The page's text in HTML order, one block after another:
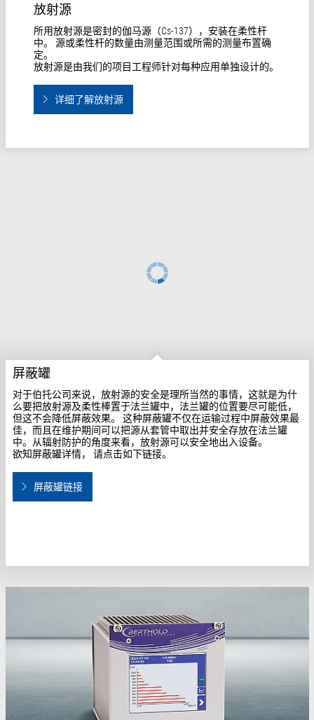
放射源
所用放射源是密封的伽马源（Cs-137），安装在柔性杆
中。 源或柔性杆的数量由测量范围或所需的测量布置确
定。
放射源是由我们的项目工程师针对每种应用单独设计的。
详细了解放射源
佳，而且在维护期间可以把源从套管中取出并安全存放在法兰罐
中。从辐射防护的角度来看，放射源可以安全地出入设备。
LB 478变送器（二次表）
对于多相测量， 如果除了密度值之外，还需要知道各层的料位， 则
可连接LB 478变送器，并且错位安装是首选。 LB 478可使用数学算
法确定各相层的确切位置，并将各个液位值作为4..20 mA HART信号
转发给客户控制系统。 因此，这种配置确保了冗余信号传输（探测
器给出密度值， 变送器给出液位值），把变送器集成在控制柜中，